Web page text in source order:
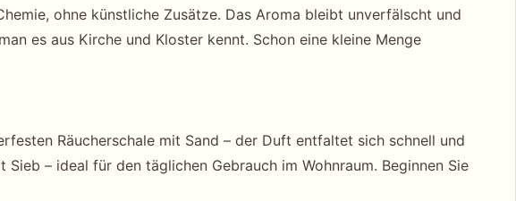
ohne künstliche Zusätze. Das Aroma bleibt unverfälscht und
es aus Kirche und Kloster kennt. Schon eine kleine Menge
Räucherschale mit Sand – der Duft entfaltet sich schnell und
– ideal für den täglichen Gebrauch im Wohnraum. Beginnen Sie